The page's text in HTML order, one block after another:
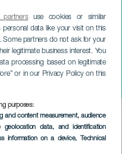
use cookies or similar
data like your visit on this
Some partners do not ask for your
legitimate business interest. You
processing based on legitimate
or in our Privacy Policy on this
purposes:
and content measurement, audience
geolocation data, and identification
information on a device, Technical
veletrh